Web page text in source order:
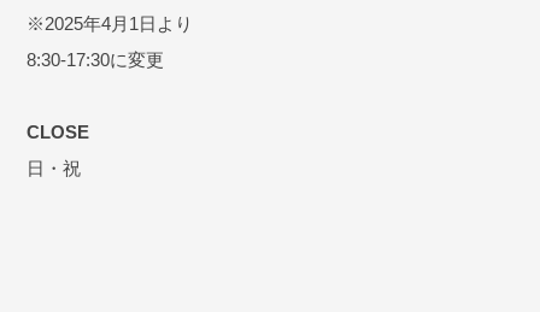
※2025年4月1日より
8:30-17:30に変更
CLOSE
日・祝